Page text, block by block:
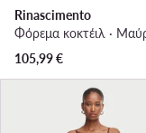
Rinascimento
105,99€